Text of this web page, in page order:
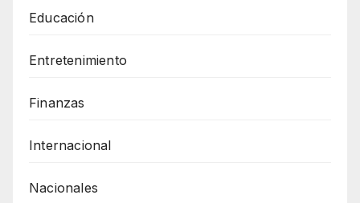
Educación
Entretenimiento
Finanzas
Internacional
Nacionales